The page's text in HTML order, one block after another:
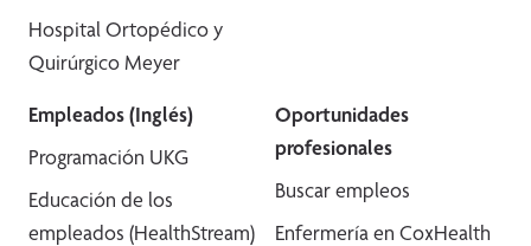
Hospital Ortopédico y
Quirúrgico Meyer
Empleados (Inglés)
Programación UKG
Educación de los
empleados (HealthStream)
Oportunidades
profesionales
Buscar empleos
Enfermería en CoxHealth